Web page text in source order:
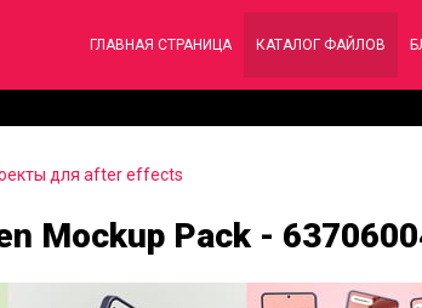
ГЛАВНАЯ СТРАНИЦА КАТАЛОГ ФАЙЛОВ
для after effects
Mockup Pack -